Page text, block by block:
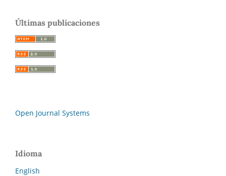
Últimas publicaciones
Open Journal Systems
Idioma
English